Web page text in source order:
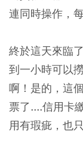
連同時操作，
終於這天來臨
到一小時可以
啊！是的，這
票了....信用卡
用有瑕疵，也